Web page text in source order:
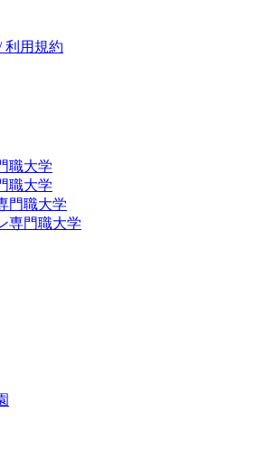
利用規約
職大学
職大学
門職大学
専門職大学